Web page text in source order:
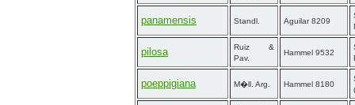
panamensis Standl. Aguilar 8209
pilosa
Ruiz &
Pav.
Hammel 9532
poeppigiana M�ll. Arg. Hammel 8180